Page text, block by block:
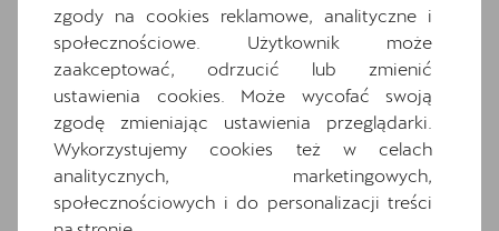
Relingi dachowe w kolorze lśniącej czerni
Schowek z funkcją bezprzewodowego
ładowania telefonu
Speed limiter
Sportowa kierownica wielofunkcyjna
obszyta skórą
System Front Cross traffic assist
zgody na cookies reklamowe, analityczne i
społecznościowe. Użytkownik może
zaakceptować, odrzucić lub zmienić
ustawienia cookies. Może wycofać swoją
zgodę zmieniając ustawienia przeglądarki.
Wykorzystujemy cookies też w celach
analitycznych, marketingowych,
społecznościowych i do personalizacji treści